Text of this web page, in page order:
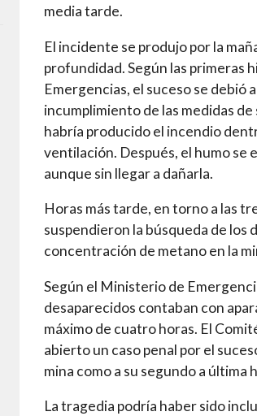
media tarde.
El incidente se produjo por la
profundidad. Según las primeras
Emergencias, el suceso se debió
incumplimiento de las medidas
habría producido el incendio
ventilación. Después, el humo
aunque sin llegar a dañarla.
Horas más tarde, en torno a las
suspendieron la búsqueda de los
concentración de metano en la
Según el Ministerio de
desaparecidos contaban con
máximo de cuatro horas. El
abierto un caso penal por el
mina como a su segundo a última
La tragedia podría haber sido